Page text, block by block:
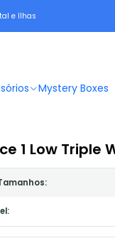
Mystery Boxes
e Ilhas
1 Low Triple